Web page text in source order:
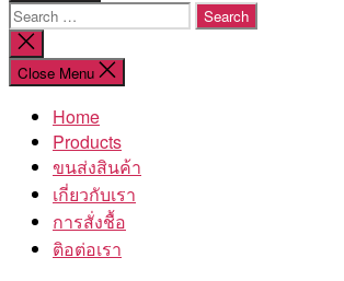
Search
for:
Close
search
Close Menu
Home
Products
ขนส่งสินค้า
เกี่ยวกับเรา
การสั่งชื้อ
ติอต่อเรา